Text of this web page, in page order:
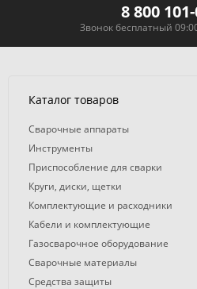
8 800
Звонок бесплатный
Каталог товаров
Сварочные аппараты
Инструменты
Приспособление для сварки
Круги, диски, щетки
Комплектующие и расходники
Кабели и комплектующие
Газосварочное оборудование
Сварочные материалы
Средства защиты